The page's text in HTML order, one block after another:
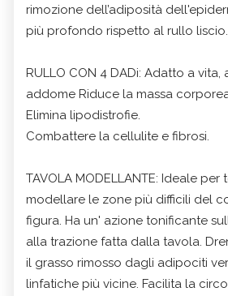
rimozione dell’adiposità
più profondo rispetto al rullo liscio.
RULLO CON 4 DADi: Adatto a vita,
addome Riduce la massa
Elimina lipodistrofie.
Combattere la cellulite e fibrosi.
TAVOLA MODELLANTE: Ideale per
modellare le zone più difficili del
figura. Ha un' azione tonificante
alla trazione fatta dalla tavola.
il grasso rimosso dagli adipociti
linfatiche più vicine. Facilita la